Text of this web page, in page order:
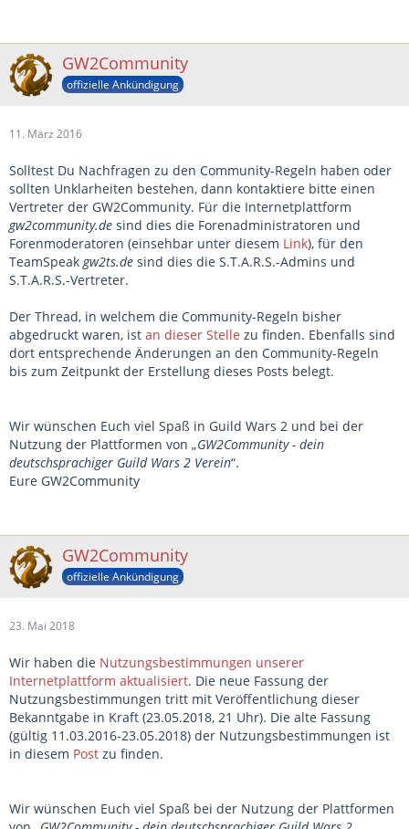
GW2Community
offizielle Ankündigung
11. März 2016
Solltest Du Nachfragen zu den Community-Regeln haben oder
sollten Unklarheiten bestehen, dann kontaktiere bitte einen
Vertreter der GW2Community. Für die Internetplattform
gw2community.de sind dies die Forenadministratoren und
Forenmoderatoren (einsehbar unter diesem Link), für den
TeamSpeakgw2ts.de sind dies die S.T.A.R.S.-Admins und
S.T.A.R.S.-Vertreter.
Der Thread, in welchem die Community-Regeln bisher
abgedruckt waren, ist an dieser Stelle zu finden. Ebenfalls sind
dort entsprechende Änderungen an den Community-Regeln
bis zum Zeitpunkt der Erstellung dieses Posts belegt.
Wir wünschen Euch viel Spaß in Guild Wars 2 und bei der
Nutzung der Plattformen von „GW2Community - dein
deutschsprachiger Guild Wars 2 Verein“.
Eure GW2Community
GW2Community
offizielle Ankündigung
23. Mai 2018
Wir haben die Nutzungsbestimmungen unserer
Internetplattform aktualisiert. Die neue Fassung der
Nutzungsbestimmungen tritt mit Veröffentlichung dieser
Bekanntgabe in Kraft (23.05.2018, 21 Uhr). Die alte Fassung
(gültig 11.03.2016-23.05.2018) der Nutzungsbestimmungen ist
in diesem Post zu finden.
Wir wünschen Euch viel Spaß bei der Nutzung der Plattformen